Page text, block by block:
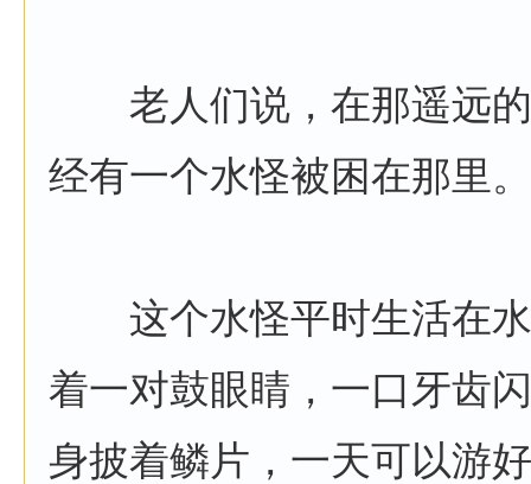
老人们说，在那遥远的
经有一个水怪被困在那里。
这个水怪平时生活在水
着一对鼓眼睛，一口牙齿
身披着鳞片，一天可以游